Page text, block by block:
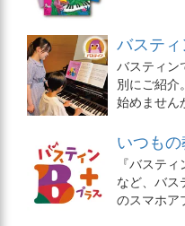
バステ
バスティン
別にご紹介
始めません
いつも
『バステ
など、バス
のスマホア